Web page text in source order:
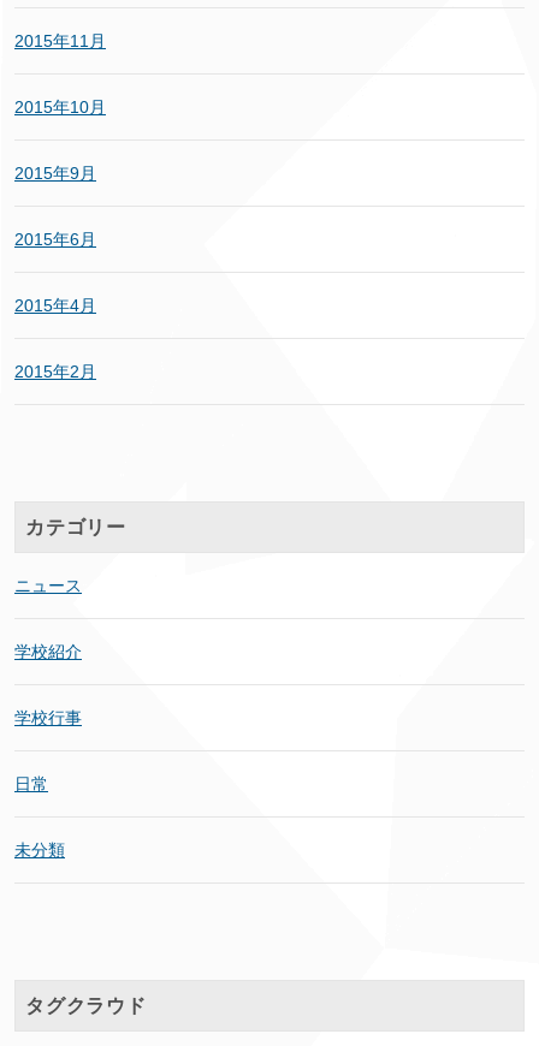
2015年11月
2015年10月
2015年9月
2015年6月
2015年4月
2015年2月
カテゴリー
ニュース
学校紹介
学校行事
日常
未分類
タグクラウド